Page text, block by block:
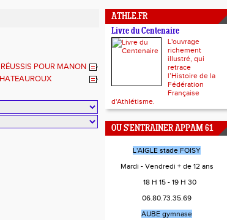
POUR MANON
ATHLE.FR
Livre du Centenaire
L'ouvrage
richement
illustré, qui
retrace
l’Histoire de la
Fédération
Française
d'Athlétisme.
OU S'ENTRAINER APPAM 61
L'AIGLE stade FOISY
Mardi - Vendredi + de 12 ans
18 H 15 - 19 H 30
06.80.73.35.69
AUBE gymnase